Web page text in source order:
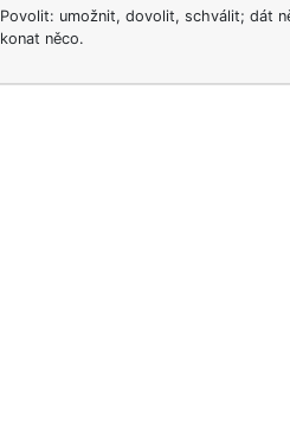
Povolit: umožnit, dovolit, schválit; dát
konat něco.